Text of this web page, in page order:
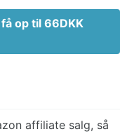
op til 66DKK
affiliate salg, så